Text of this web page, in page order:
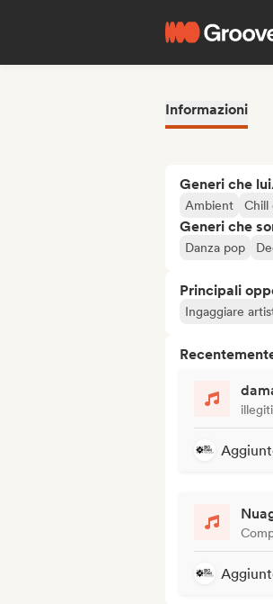
Informazioni
Generi che
Ambient Chill
Generi che
Danza pop
Principali
Ingaggiare